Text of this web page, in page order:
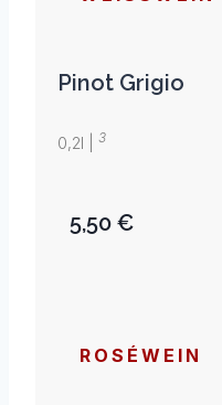
Pinot Grigio
0,2l | 3
5,50 €
ROSÉWEIN